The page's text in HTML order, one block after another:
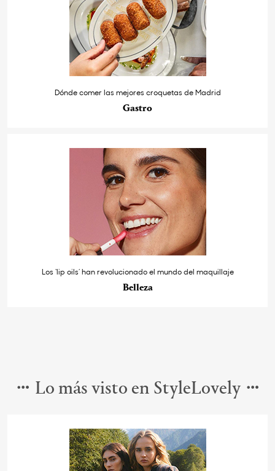
Dónde comer las mejores croquetas de Madrid
Gastro
Los ‘lip oils’ han revolucionado el mundo del maquillaje
Belleza
Lo más visto en StyleLovely